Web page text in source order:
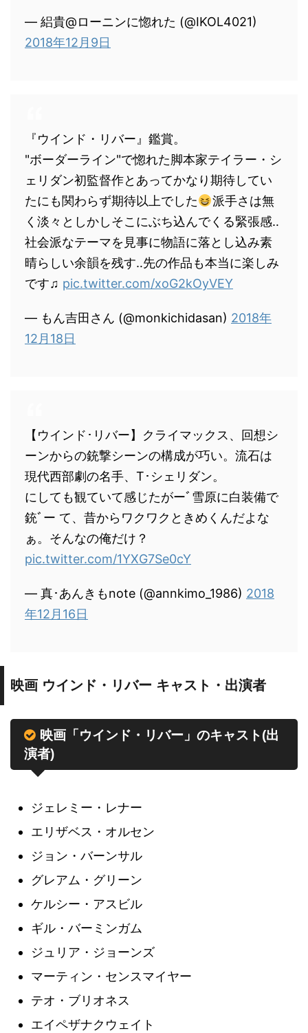
— 絽貴@ローニンに惚れた (@IKOL4021)
2018年12月9日
『ウインド・リバー』鑑賞。
"ボーダーライン"で惚れた脚本家テイラー・シ
ェリダン初監督作とあってかなり期待してい
たにも関わらず期待以上でした
派手さは無
く淡々としかしそこにぶち込んでくる緊張感‥
社会派なテーマを見事に物語に落とし込み素
晴らしい余韻を残す‥先の作品も本当に楽しみ
です♫ pic.twitter.com/xoG2kOyVEY
— もん吉田さん (@monkichidasan) 2018年
12月18日
【ウインド･リバー】クライマックス、回想シ
ーンからの銃撃シーンの構成が巧い。流石は
現代西部劇の名手、T･シェリダン。
にしても観ていて感じたがーﾞ雪原に白装備で
銃ﾞー て、昔からワクワクときめくんだよな
ぁ。そんなの俺だけ？
pic.twitter.com/1YXG7Se0cY
— 真･あんきもnote (@annkimo_1986) 2018
年12月16日
映画 ウインド・リバー キャスト・出演者
映画「ウインド・リバー」のキャスト(出
演者)
ジェレミー・レナー
エリザベス・オルセン
ジョン・バーンサル
グレアム・グリーン
ケルシー・アスビル
ギル・バーミンガム
ジュリア・ジョーンズ
マーティン・センスマイヤー
テオ・ブリオネス
エイペザナクウェイト